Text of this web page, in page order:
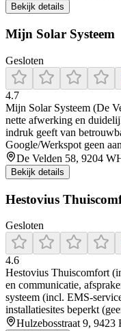
Bekijk details
Mijn Solar Systeem
Gesloten
4.7
Mijn Solar Systeem (De
nette afwerking en
indruk geeft van
Google/Werkspot geen
De Velden 58, 9204
Bekijk details
Hestovius
Gesloten
4.6
Hestovius Thuiscomfort
en communicatie,
systeem (incl. EMS-
installatiesites beperkt
Hulzebosstraat 9, 9423